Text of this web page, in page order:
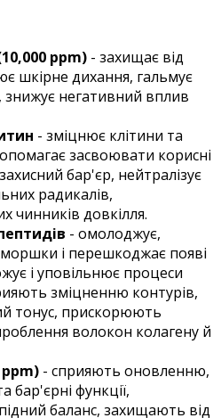
ppm) - захищає від
шкірне дихання, гальмує
негативний вплив
- зміцнює клітини та
засвоювати корисні
бар'єр, нейтралізує
радикалів,
чинників довкілля.
- омолоджує,
і перешкоджає появі
і уповільнює процеси
зміцненню контурів,
тонус, прискорюють
волокон колагену й
- сприяють оновленню,
бар'єрні функції,
баланс, захищають від